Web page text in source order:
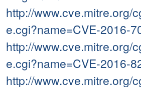
http://www.cve.mitre.org/
e.cgi?name=CVE-2016-
http://www.cve.mitre.org/
e.cgi?name=CVE-2016-
http://www.cve.mitre.org/